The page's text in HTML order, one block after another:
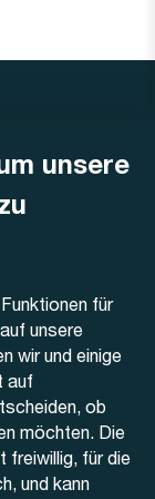
unsere
für
unsere
wir und einige
auf
ob
möchten. Die
freiwillig, für die
und kann